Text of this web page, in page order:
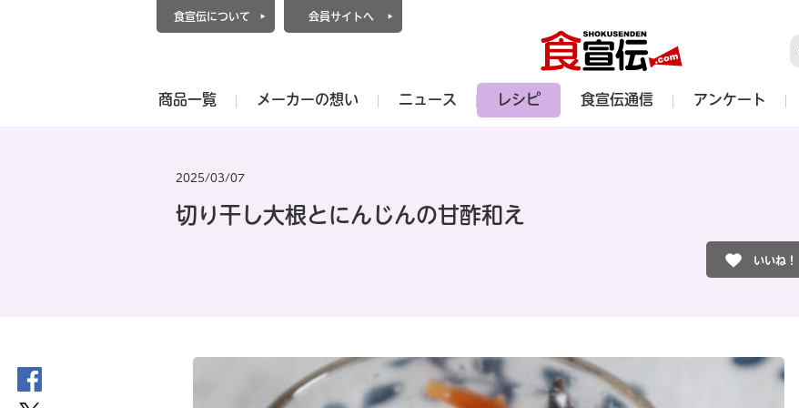
食宣伝について 会員サイトへ
商品一覧 メーカーの想い ニュース レシピ 食宣伝通信 アンケート
2025/03/07
切り干し大根とにんじんの甘酢和え
いいね！